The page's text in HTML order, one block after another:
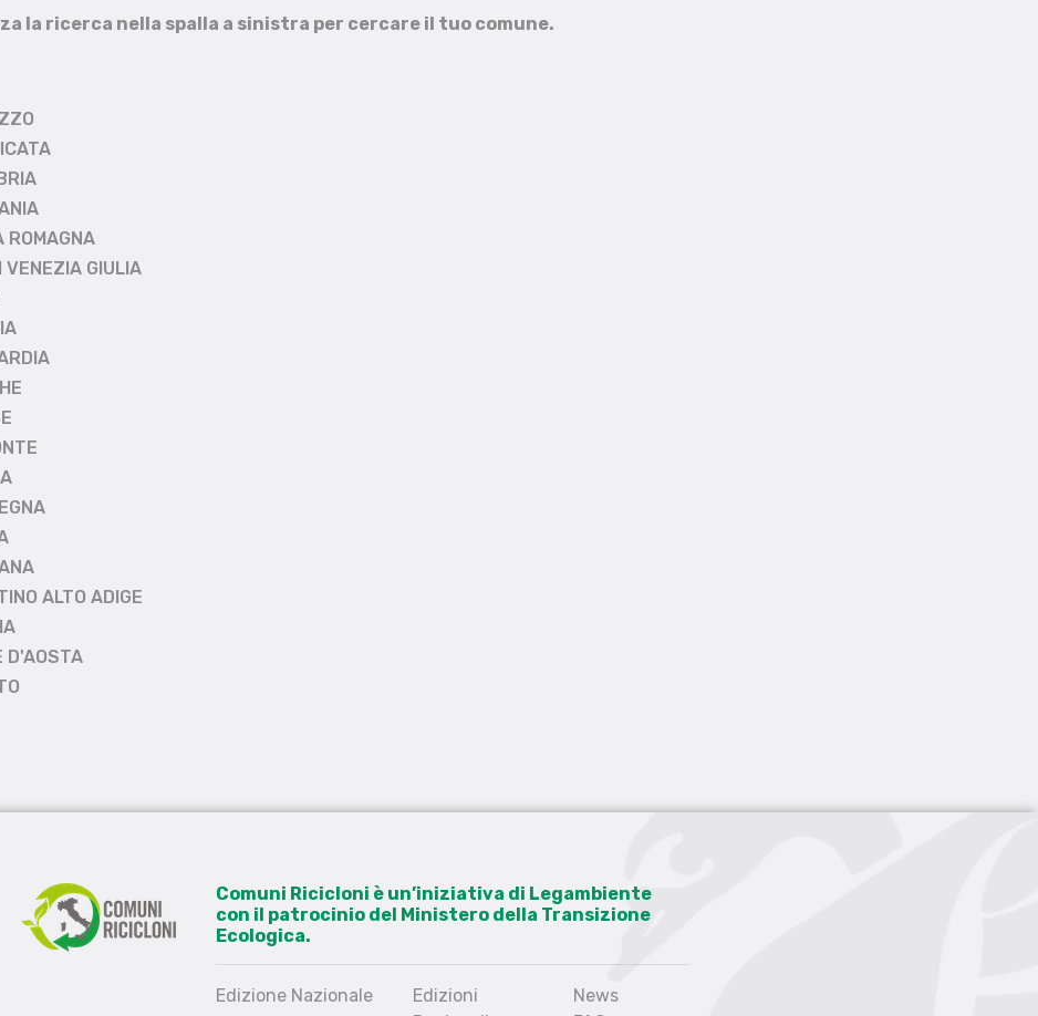
la ricerca nella spalla a sinistra per cercare il tuo comune.
ROMAGNA
VENEZIA GIULIA
ALTO ADIGE
D'AOSTA
Comuni Ricicloni è un’iniziativa di Legambiente
con il patrocinio del Ministero della Transizione
Ecologica.
Edizione Nazionale
Edizioni
News